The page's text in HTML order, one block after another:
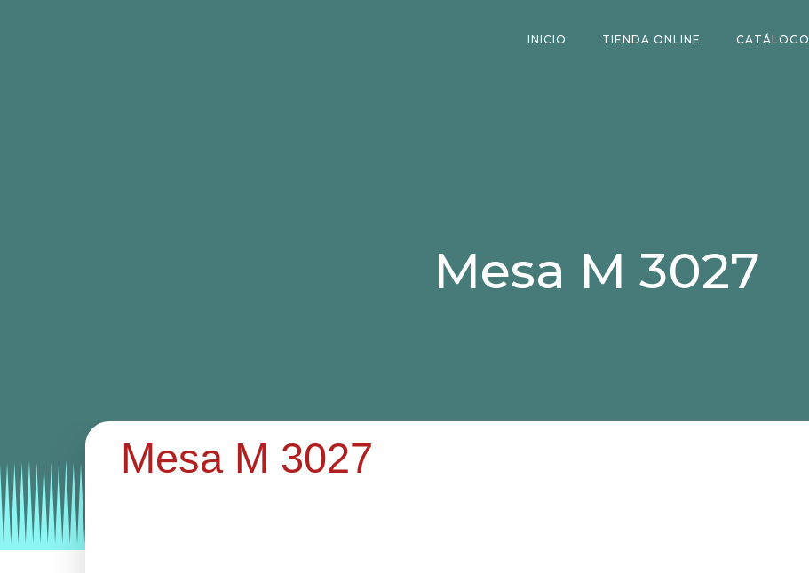
INICIO TIENDA ONLINE CATÁLOGO
Mesa M 3027
Categories: mesas mesas hosteleria
Mesa M 3027